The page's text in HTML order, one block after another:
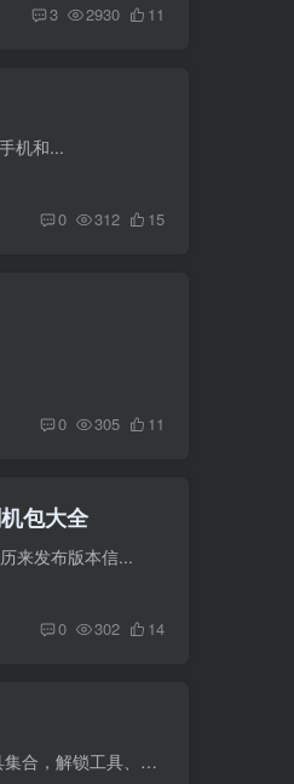
3 2930 11
机和...
0 312 15
0 305 11
包大全
来发布版本信...
0 302 14
这个网站玩机资源合集，收集一些刷机相关的工具，从小白到大师级的工具集合，解锁工具、TWRP下载、Magisk下载